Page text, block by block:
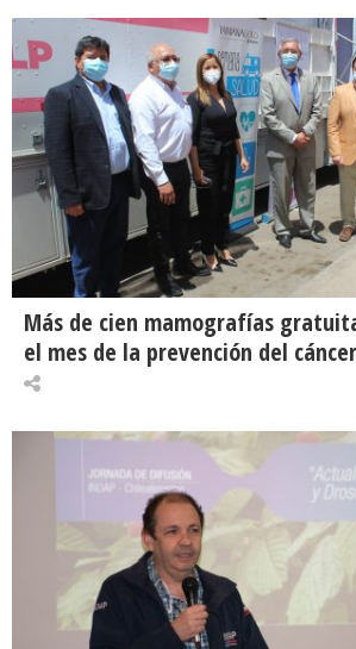
Más de cien mamografías
el mes de la prevención del